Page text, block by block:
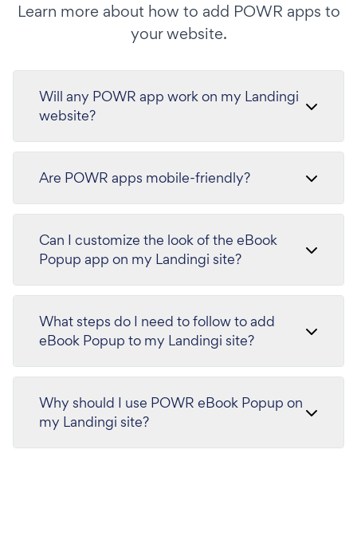
Learn more about how to add POWR apps to
your website.
Will any POWR app work on my Landingi
website?
Are POWR apps mobile-friendly?
Can I customize the look of the eBook
Popup app on my Landingi site?
What steps do I need to follow to add
eBook Popup to my Landingi site?
Why should I use POWR eBook Popup on
my Landingi site?